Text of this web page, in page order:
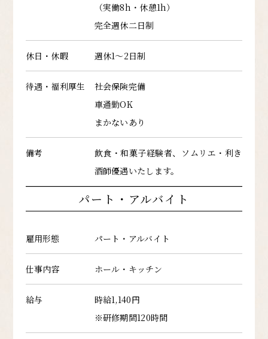
（実働8h・休憩1h）
完全週休二日制
休日・休暇 週休1～2日制
待遇・福利厚生
社会保険完備
車通勤OK
まかないあり
備考
飲食・和菓子経験者、ソムリエ・利き
酒師優遇いたします。
パート・アルバイト
雇用形態 パート・アルバイト
仕事内容 ホール・キッチン
給与
時給1,140円
※研修期間120時間